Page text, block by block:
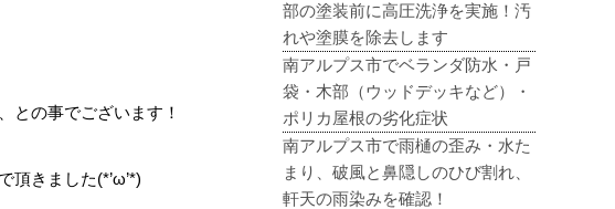
との事でございます！
頂きました(*’ω’*)
部の塗装前に高圧洗浄を実施！汚
れや塗膜を除去します
南アルプス市でベランダ防水・戸
袋・木部（ウッドデッキなど）・
ポリカ屋根の劣化症状
南アルプス市で雨樋の歪み・水た
まり、破風と鼻隠しのひび割れ、
軒天の雨染みを確認！